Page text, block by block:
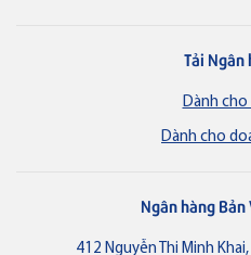
Tải Ngân
Dành cho
Dành cho
Ngân hàng
412 Nguyễn Thị Minh